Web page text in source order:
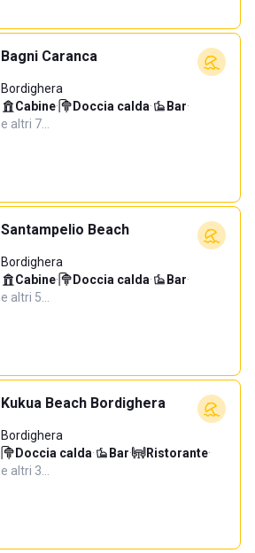
Bagni Caranca
Bordighera
Cabine· Doccia calda· Bar·
e altri 7…
Santampelio Beach
Bordighera
Cabine· Doccia calda· Bar·
e altri 5…
Kukua Beach Bordighera
Bordighera
Doccia calda· Bar· Ristorante·
e altri 3…